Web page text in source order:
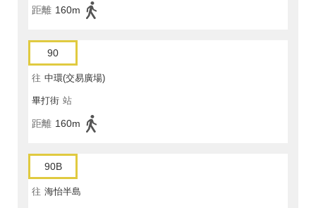
距離 160m
90
往 中環(交易廣場)
畢打街 站
距離 160m
90B
往 海怡半島